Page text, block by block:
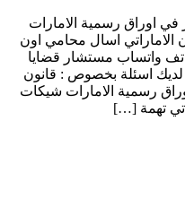
في اوراق رسمية الامارات
اسال محامي اون
والهاتف واتساب مستشار قضايا
لديك اسئلة بخصوص : قانون
رسمية الامارات شيكات
تهمة […]